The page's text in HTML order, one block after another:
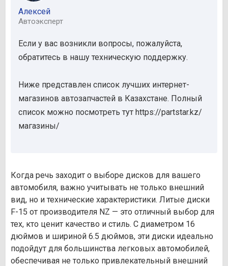
Алексей
Автоэксперт
Если у вас возникли вопросы, пожалуйста,
обратитесь в нашу техническую поддержку.
Ниже представлен список лучших интернет-
магазинов автозапчастей в Казахстане. Полный
список можно посмотреть тут https://partstar.kz/
магазины/
Когда речь заходит о выборе дисков для вашего
автомобиля, важно учитывать не только внешний
вид, но и технические характеристики. Литые диски
F-15 от производителя NZ — это отличный выбор для
тех, кто ценит качество и стиль. С диаметром 16
дюймов и шириной 6.5 дюймов, эти диски идеально
подойдут для большинства легковых автомобилей,
обеспечивая не только привлекательный внешний